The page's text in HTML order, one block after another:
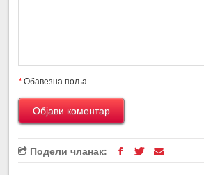
*Обавезна поља
Подели чланак: